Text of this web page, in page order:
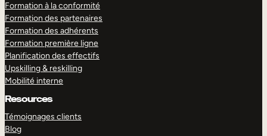
Formation à la conformité
Formation des partenaires
Formation des adhérents
Formation première ligne
Planification des effectifs
Upskilling & reskilling
Mobilité interne
Resources
Témoignages clients
Blog